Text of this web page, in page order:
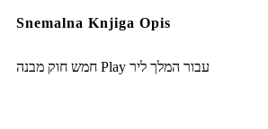
Snemalna Knjiga Opis
חמש חוק מבנה Play עבור המלך ליר